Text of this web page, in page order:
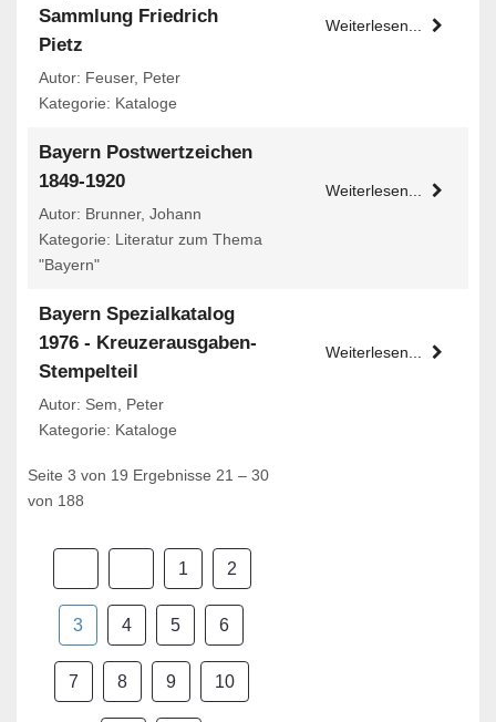
Sammlung Friedrich
Pietz
Autor: Feuser, Peter
Kategorie: Kataloge
Weiterlesen...
Bayern Postwertzeichen
1849-1920
Autor: Brunner, Johann
Kategorie: Literatur zum Thema
"Bayern"
Weiterlesen...
Bayern Spezialkatalog
1976 - Kreuzerausgaben-
Stempelteil
Autor: Sem, Peter
Kategorie: Kataloge
Weiterlesen...
Seite 3 von 19 Ergebnisse 21 – 30
von 188
1 2
3 4 5 6
7 8 9 10